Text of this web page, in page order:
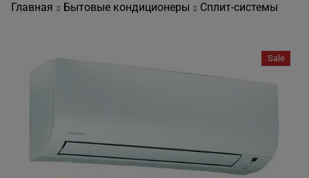
Главная Бытовые кондиционеры Сплит-системы
Sale